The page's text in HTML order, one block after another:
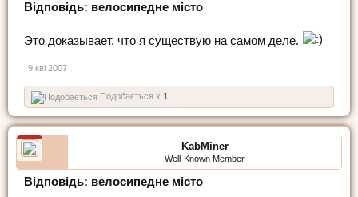
Відповідь: велосипедне місто
Это доказывает, что я существую на самом деле.
9 кві 2007
Подобається x 1
KabMiner
Well-Known Member
Відповідь: велосипедне місто